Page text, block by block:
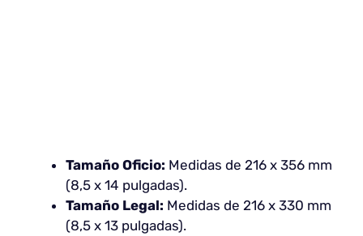
Tamaño Oficio: Medidas de 216 x 356 mm
(8,5 x 14 pulgadas).
Tamaño Legal: Medidas de 216 x 330 mm
(8,5 x 13 pulgadas).